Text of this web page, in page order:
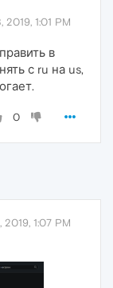
2019, 1:01 PM
в
с ru на us,
0
2019, 1:07 PM